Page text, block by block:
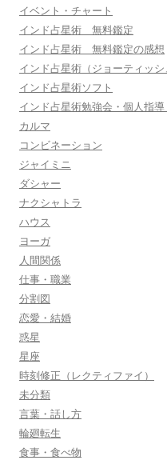
イベント・チャート
インド占星術 無料鑑定
インド占星術 無料鑑定の感想
インド占星術（ジョーティッシ
インド占星術ソフト
インド占星術勉強会・個人指導
カルマ
コンビネーション
ジャイミニ
ダシャー
ナクシャトラ
ハウス
ヨーガ
人間関係
仕事・職業
分割図
恋愛・結婚
惑星
星座
時刻修正（レクティファイ）
未分類
言葉・話し方
輪廻転生
食事・食べ物